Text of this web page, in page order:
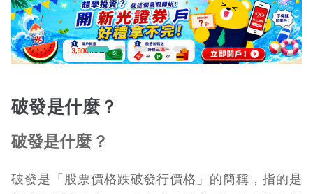
破發是什麼？
破發是什麼？
破發是「股票價格跌破發行價格」的簡稱，指的是